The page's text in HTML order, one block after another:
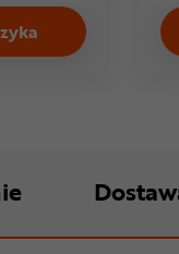
Cena 109,99
tylna